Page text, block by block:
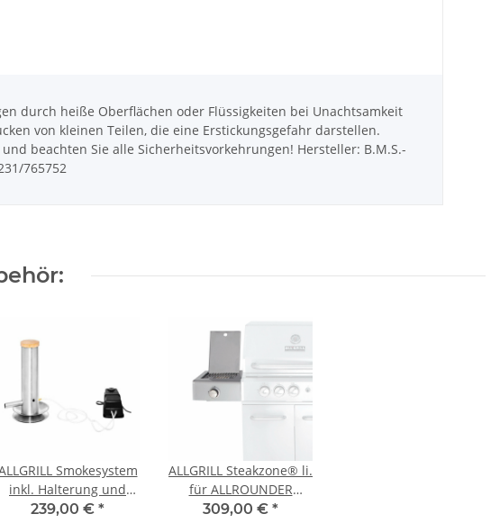
durch heiße Oberflächen oder Flüssigkeiten bei Unachtsamkeit
von kleinen Teilen, die eine Erstickungsgefahr darstellen.
beachten Sie alle Sicherheitsvorkehrungen! Hersteller: B.M.S.-
765752
Smokesystem
inkl. Halterung und
Adapter für CHEF u.
239,00 € *
ALLGRILL Steakzone® li.
für ALLROUNDER
Modular (100303 und
309,00 € *